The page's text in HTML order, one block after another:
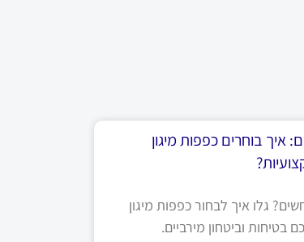
איך בוחרים כפפות מיגון
גלו איך לבחור כפפות מיגון
בטיחות וביטחון מירביים.